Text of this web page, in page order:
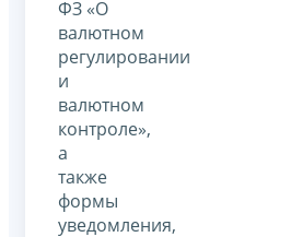
ФЗ «О
валютном
регулировании
и
валютном
контроле»,
а
также
формы
уведомления,